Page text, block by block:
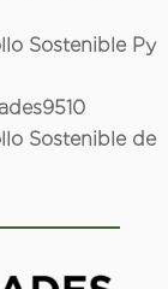
Sostenible Py
Sostenible de